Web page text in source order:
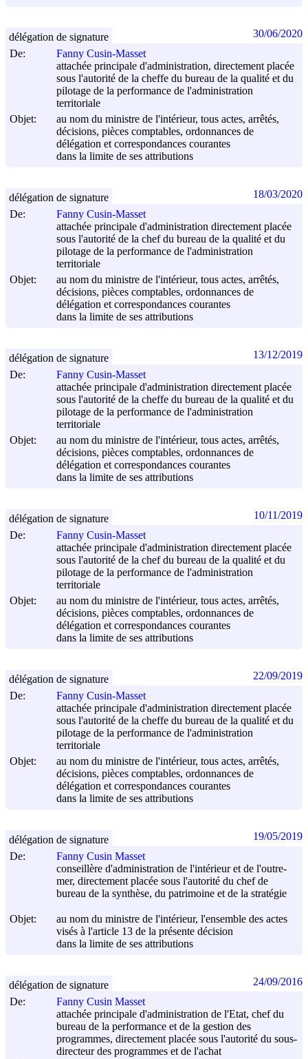
De:
Fanny Cusin-Masset
attachée principale d'administration, directement placée
sous l'autorité de la cheffe du bureau de la qualité et du
pilotage de la performance de l'administration
territoriale
Objet:
au nom du ministre de l'intérieur, tous actes, arrêtés,
décisions, pièces comptables, ordonnances de
délégation et correspondances courantes
dans la limite de ses attributions
délégation de signature 30/06/2020
De:
Fanny Cusin-Masset
attachée principale d'administration directement placée
sous l'autorité de la chef du bureau de la qualité et du
pilotage de la performance de l'administration
territoriale
Objet:
au nom du ministre de l'intérieur, tous actes, arrêtés,
décisions, pièces comptables, ordonnances de
délégation et correspondances courantes
dans la limite de ses attributions
délégation de signature 18/03/2020
De:
Fanny Cusin-Masset
attachée principale d'administration directement placée
sous l'autorité de la cheffe du bureau de la qualité et du
pilotage de la performance de l'administration
territoriale
Objet:
au nom du ministre de l'intérieur, tous actes, arrêtés,
décisions, pièces comptables, ordonnances de
délégation et correspondances courantes
dans la limite de ses attributions
délégation de signature 13/12/2019
De:
Fanny Cusin-Masset
attachée principale d'administration directement placée
sous l'autorité de la chef du bureau de la qualité et du
pilotage de la performance de l'administration
territoriale
Objet:
au nom du ministre de l'intérieur, tous actes, arrêtés,
décisions, pièces comptables, ordonnances de
délégation et correspondances courantes
dans la limite de ses attributions
délégation de signature 10/11/2019
De:
Fanny Cusin-Masset
attachée principale d'administration directement placée
sous l'autorité de la cheffe du bureau de la qualité et du
pilotage de la performance de l'administration
territoriale
Objet:
au nom du ministre de l'intérieur, tous actes, arrêtés,
décisions, pièces comptables, ordonnances de
délégation et correspondances courantes
dans la limite de ses attributions
délégation de signature 22/09/2019
De:
Fanny Cusin Masset
conseillère d'administration de l'intérieur et de l'outre-
mer, directement placée sous l'autorité du chef de
bureau de la synthèse, du patrimoine et de la stratégie
Objet:
au nom du ministre de l'intérieur, l'ensemble des actes
visés à l'article 13 de la présente décision
dans la limite de ses attributions
délégation de signature 19/05/2019
De:
Fanny Cusin Masset
attachée principale d'administration de l'Etat, chef du
bureau de la performance et de la gestion des
programmes, directement placée sous l'autorité du sous-
directeur des programmes et de l'achat
délégation de signature 24/09/2016